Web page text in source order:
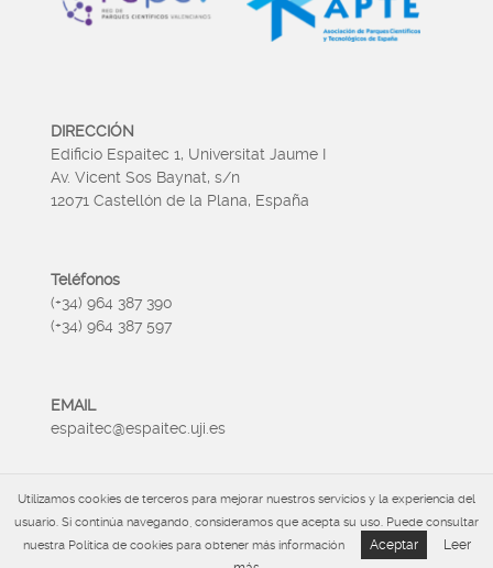
DIRECCIÓN
Edificio Espaitec 1, Universitat Jaume I
Av. Vicent Sos Baynat, s/n
12071 Castellón de la Plana, España
Teléfonos
(+34) 964 387 390
(+34) 964 387 597
EMAIL
espaitec@espaitec.uji.es
HORARIO
Lunes a Viernes 09:00 – 15.00
Utilizamos cookies de terceros para mejorar nuestros servicios y la experiencia del
usuario. Si continúa navegando, consideramos que acepta su uso. Puede consultar
nuestra Política de cookies para obtener más información
Aceptar
Leer